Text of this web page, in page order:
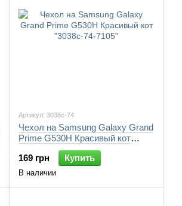
Артикул: 3038c-74
Чехол на Samsung Galaxy Grand
Prime G530H Красивый кот
"3038c-74-7105"
169 грн
Купить
В наличии